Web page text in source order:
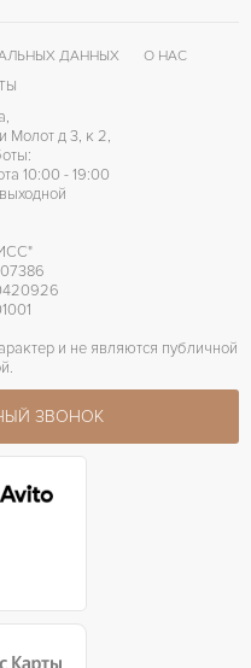
ДАННЫХ
О НАС
Молот д 3, к 2,
10:00 - 19:00
и не являются публичной
ЗВОНОК